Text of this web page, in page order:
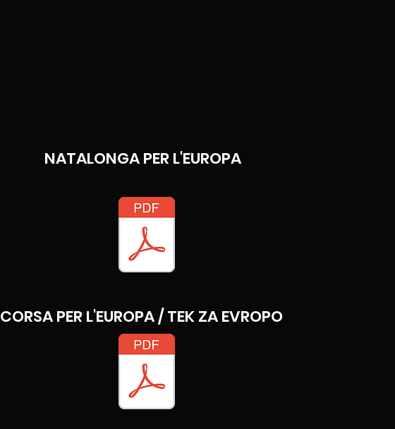
NATALONGA PER L'EUROPA
CORSA PER L'EUROPA / TEK ZA EVROPO